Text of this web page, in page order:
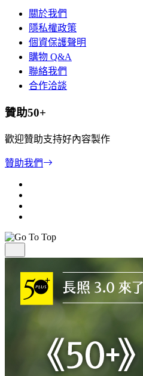
關於我們
隱私權政策
個資保護聲明
購物 Q&A
聯絡我們
合作洽談
贊助50+
歡迎贊助支持好內容製作
贊助我們